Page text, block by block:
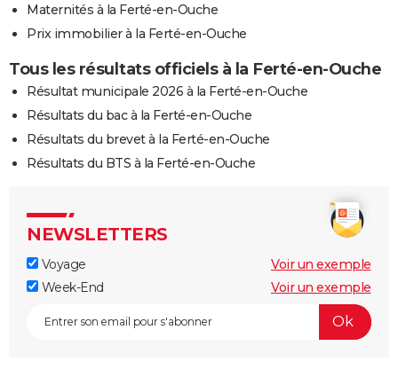
Maternités à la Ferté-en-Ouche
Prix immobilier à la Ferté-en-Ouche
Tous les résultats officiels à la Ferté-en-Ouche
Résultat municipale 2026 à la Ferté-en-Ouche
Résultats du bac à la Ferté-en-Ouche
Résultats du brevet à la Ferté-en-Ouche
Résultats du BTS à la Ferté-en-Ouche
NEWSLETTERS
Voyage
Voir un exemple
Week-End
Voir un exemple